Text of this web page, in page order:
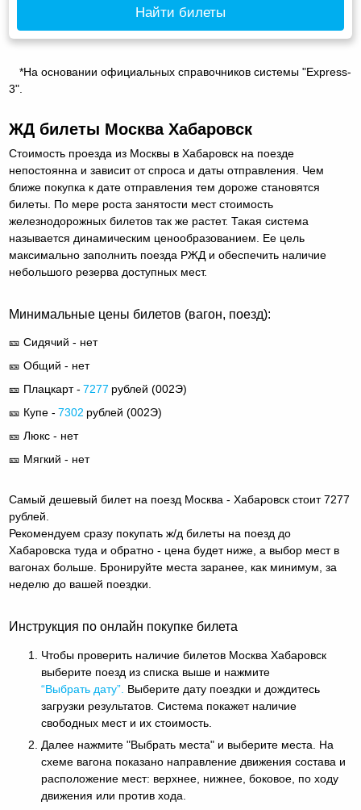
Найти билеты
*На основании официальных справочников системы "Express-
3".
ЖД билеты Москва Хабаровск
Стоимость проезда из Москвы в Хабаровск на поезде
непостоянна и зависит от спроса и даты отправления. Чем
ближе покупка к дате отправления тем дороже становятся
билеты. По мере роста занятости мест стоимость
железнодорожных билетов так же растет. Такая система
называется динамическим ценообразованием. Ее цель
максимально заполнить поезда РЖД и обеспечить наличие
небольшого резерва доступных мест.
Минимальные цены билетов (вагон, поезд):
🎫 Сидячий - нет
🎫 Общий - нет
🎫 Плацкарт - 7277 рублей (002Э)
🎫 Купе - 7302 рублей (002Э)
🎫 Люкс - нет
🎫 Мягкий - нет
Самый дешевый билет на поезд Москва - Хабаровск стоит 7277
рублей.
Рекомендуем сразу покупать ж/д билеты на поезд до
Хабаровска туда и обратно - цена будет ниже, а выбор мест в
вагонах больше. Бронируйте места заранее, как минимум, за
неделю до вашей поездки.
Инструкция по онлайн покупке билета
Чтобы проверить наличие билетов Москва Хабаровск
выберите поезд из списка выше и нажмите
“Выбрать дату”. Выберите дату поездки и дождитесь
загрузки результатов. Система покажет наличие
свободных мест и их стоимость.
Далее нажмите "Выбрать места" и выберите места. На
схеме вагона показано направление движения состава и
расположение мест: верхнее, нижнее, боковое, по ходу
движения или против хода.